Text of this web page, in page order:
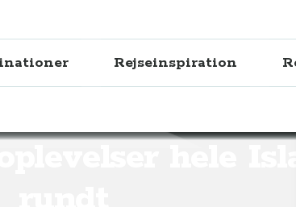
Rejseinspiration
hele